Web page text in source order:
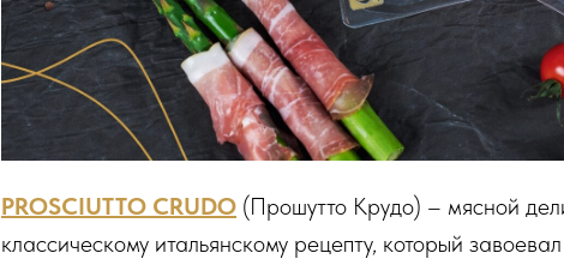
PROSCIUTTO CRUDO (Прошутто Крудо) – мясной
классическому итальянскому рецепту, который